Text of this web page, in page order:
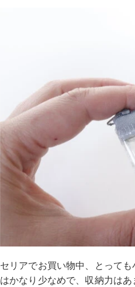
セリアでお買い物中、とって
はかなり少なめで、収納力は